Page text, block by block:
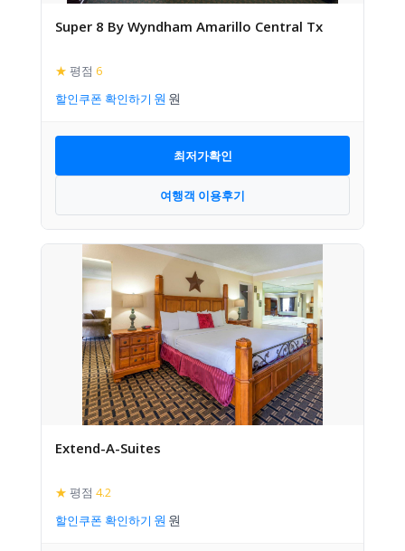
Super 8 By Wyndham Amarillo Central Tx
★ 평점 6
할인쿠폰 확인하기
최저가확인
여행객 이용후기
Extend-A-Suites
★ 평점 4.2
할인쿠폰 확인하기